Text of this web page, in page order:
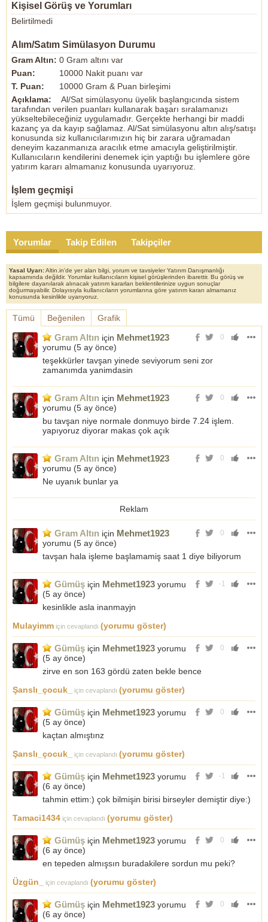
Kişisel Görüş ve Yorumları
Belirtilmedi
Alım/Satım Simülasyon Durumu
Gram Altın: 0 Gram altını var
Puan:
10000 Nakit puanı var
T. Puan:
10000 Gram & Puan birleşimi
Açıklama:
Al/Sat simülasyonu üyelik başlangıcında sistem
tarafından verilen puanları kullanarak başarı sıralamanızı
yükseltebileceğiniz uygulamadır. Gerçekte herhangi bir maddi
kazanç ya da kayıp sağlamaz. Al/Sat simülasyonu altın alış/satışı
konusunda siz kullanıcılarımızın hiç bir zarara uğramadan
deneyim kazanmanıza aracılık etme amacıyla geliştirilmiştir.
Kullanıcıların kendilerini denemek için yaptığı bu işlemlere göre
yatırım kararı almamanız konusunda uyarıyoruz.
İşlem geçmişi
İşlem geçmişi bulunmuyor.
Yorumlar Takip Edilen Takipçiler
Yasal Uyarı:Altin.in'de yer alan bilgi, yorum ve tavsiyeler Yatırım Danışmanlığı
kapsamında değildir. Yorumlar kullanıcıların kişisel görüşlerinden ibarettir. Bu görüş ve
bilgilere dayanılarak alınacak yatırım kararları beklentilerinize uygun sonuçlar
doğurmayabilir. Dolayısıyla kullanıcıların yorumlarına göre yatırım kararı almamanız
konusunda kesinlikle uyarıyoruz.
Tümü Beğenilen Grafik
0
Gram Altın için Mehmet1923
yorumu (5 ay önce)
teşekkürler tavşan yinede seviyorum seni zor
zamanımda yanimdasin
0
Gram Altın için Mehmet1923
yorumu (5 ay önce)
bu tavşan niye normale donmuyo birde 7.24 işlem.
yapıyoruz diyorar makas çok açık
0
Gram Altın için Mehmet1923
yorumu (5 ay önce)
Ne uyanık bunlar ya
Reklam
0
Gram Altın için Mehmet1923
yorumu (5 ay önce)
tavşan hala işleme başlamamiş saat 1 diye biliyorum
-1
Gümüş için Mehmet1923 yorumu
(5 ay önce)
kesinlikle asla inanmayjn
Mulayimm için cevaplandı (yorumu göster)
0
Gümüş için Mehmet1923 yorumu
(5 ay önce)
zirve en son 163 gördü zaten bekle bence
Şanslı_çocuk_
için cevaplandı (yorumu göster)
0
Gümüş için Mehmet1923 yorumu
(5 ay önce)
kaçtan almıştınz
Şanslı_çocuk_
için cevaplandı (yorumu göster)
-1
Gümüş için Mehmet1923 yorumu
(6 ay önce)
tahmin ettim:) çok bilmişin birisi birseyler demiştir diye:)
Tamaci1434 için cevaplandı (yorumu göster)
0
Gümüş için Mehmet1923 yorumu
(6 ay önce)
en tepeden almışsın buradakilere sordun mu peki?
Üzgün_
için cevaplandı (yorumu göster)
0
Gümüş için Mehmet1923 yorumu
(6 ay önce)